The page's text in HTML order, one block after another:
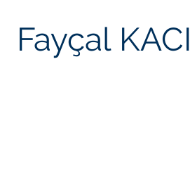
Fayçal KACI